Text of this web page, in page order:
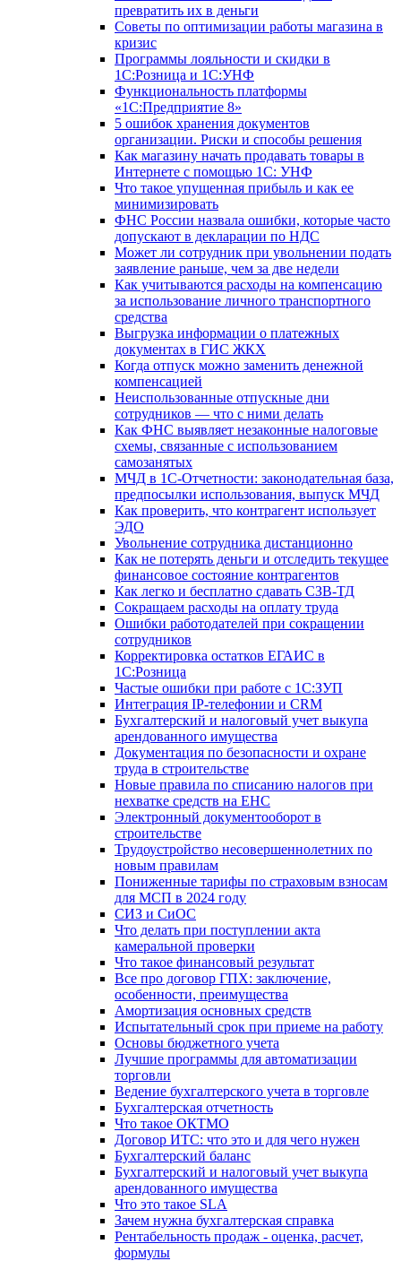
превратить их в деньги
Советы по оптимизации работы магазина в
кризис
Программы лояльности и скидки в
1С:Розница и 1С:УНФ
Функциональность платформы
«1С:Предприятие 8»
5 ошибок хранения документов
организации. Риски и способы решения
Как магазину начать продавать товары в
Интернете с помощью 1С: УНФ
Что такое упущенная прибыль и как ее
минимизировать
ФНС России назвала ошибки, которые часто
допускают в декларации по НДС
Может ли сотрудник при увольнении подать
заявление раньше, чем за две недели
Как учитываются расходы на компенсацию
за использование личного транспортного
средства
Выгрузка информации о платежных
документах в ГИС ЖКХ
Когда отпуск можно заменить денежной
компенсацией
Неиспользованные отпускные дни
сотрудников — что с ними делать
Как ФНС выявляет незаконные налоговые
схемы, связанные с использованием
самозанятых
МЧД в 1С-Отчетности: законодательная база,
предпосылки использования, выпуск МЧД
Как проверить, что контрагент использует
ЭДО
Увольнение сотрудника дистанционно
Как не потерять деньги и отследить текущее
финансовое состояние контрагентов
Как легко и бесплатно сдавать СЗВ-ТД
Сокращаем расходы на оплату труда
Ошибки работодателей при сокращении
сотрудников
Корректировка остатков ЕГАИС в
1С:Розница
Частые ошибки при работе с 1С:ЗУП
Интеграция IP-телефонии и CRM
Бухгалтерский и налоговый учет выкупа
арендованного имущества
Документация по безопасности и охране
труда в строительстве
Новые правила по списанию налогов при
нехватке средств на ЕНС
Электронный документооборот в
строительстве
Трудоустройство несовершеннолетних по
новым правилам
Пониженные тарифы по страховым взносам
для МСП в 2024 году
СИЗ и СиОС
Что делать при поступлении акта
камеральной проверки
Что такое финансовый результат
Все про договор ГПХ: заключение,
особенности, преимущества
Амортизация основных средств
Испытательный срок при приеме на работу
Основы бюджетного учета
Лучшие программы для автоматизации
торговли
Ведение бухгалтерского учета в торговле
Бухгалтерская отчетность
Что такое ОКТМО
Договор ИТС: что это и для чего нужен
Бухгалтерский баланс
Бухгалтерский и налоговый учет выкупа
арендованного имущества
Что это такое SLA
Зачем нужна бухгалтерская справка
Рентабельность продаж - оценка, расчет,
формулы